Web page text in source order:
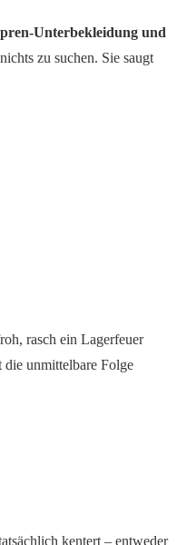
Unterbekleidung und
zu suchen. Sie saugt
rasch ein Lagerfeuer
unmittelbare Folge
kentert – entweder